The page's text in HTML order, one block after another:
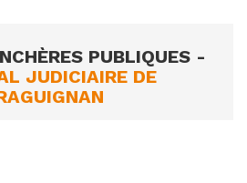
PUBLIQUES -
JUDICIAIRE DE